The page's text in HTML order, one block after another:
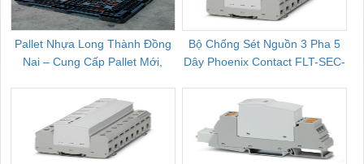
Pallet Nhựa Long Thành Đồng
Nai – Cung Cấp Pallet Mới,
Bộ Chống Sét Nguồn 3 Pha 5
Dây Phoenix Contact FLT-SEC-